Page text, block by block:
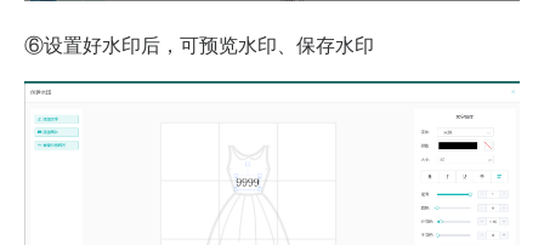
⑥设置好水印后，可预览水印、保存水印